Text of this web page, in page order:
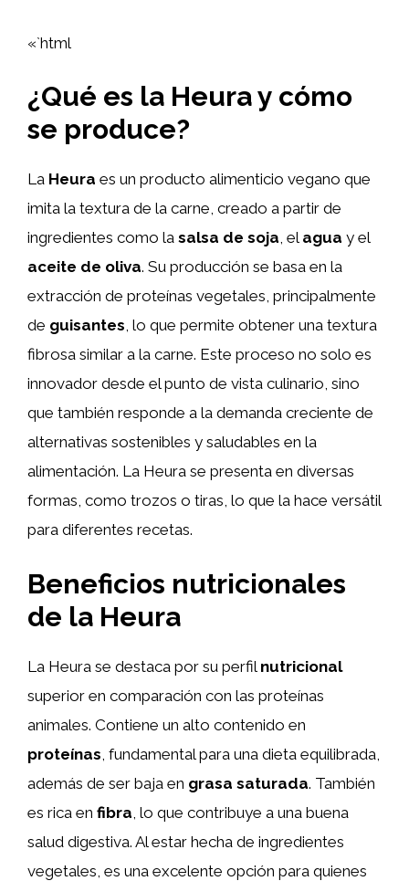
«`html
¿Qué es la Heura y cómo
se produce?
La Heura es un producto alimenticio vegano que
imita la textura de la carne, creado a partir de
ingredientes como la salsa de soja, el agua y el
aceite de oliva. Su producción se basa en la
extracción de proteínas vegetales, principalmente
de guisantes, lo que permite obtener una textura
fibrosa similar a la carne. Este proceso no solo es
innovador desde el punto de vista culinario, sino
que también responde a la demanda creciente de
alternativas sostenibles y saludables en la
alimentación. La Heura se presenta en diversas
formas, como trozos o tiras, lo que la hace versátil
para diferentes recetas.
Beneficios nutricionales
de la Heura
La Heura se destaca por su perfil nutricional
superior en comparación con las proteínas
animales. Contiene un alto contenido en
proteínas , fundamental para una dieta equilibrada,
además de ser baja en grasa saturada. También
es rica en fibra , lo que contribuye a una buena
salud digestiva. Al estar hecha de ingredientes
vegetales, es una excelente opción para quienes